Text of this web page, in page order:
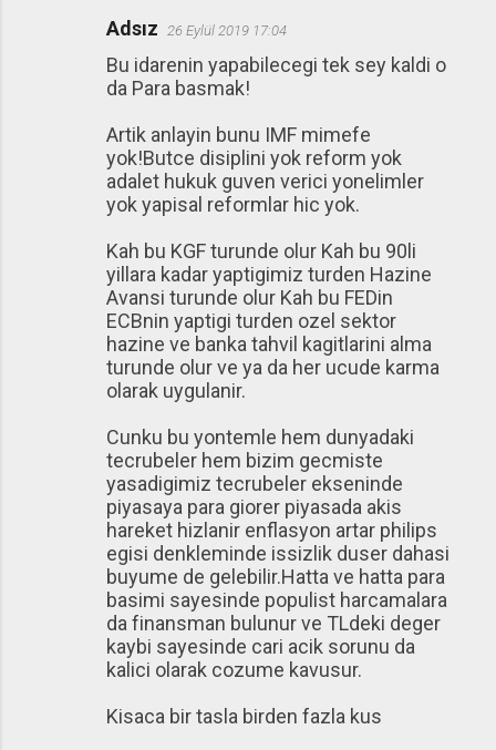
Adsız 26 Eylül 2019 17:04
Bu idarenin yapabilecegi tek sey kaldi o
da Para basmak!
Artik anlayin bunu IMF mimefe
yok!Butce disiplini yok reform yok
adalet hukuk guven verici yonelimler
yok yapisal reformlar hic yok.
Kah bu KGF turunde olur Kah bu 90li
yillara kadar yaptigimiz turden Hazine
Avansi turunde olur Kah bu FEDin
ECBnin yaptigi turden ozel sektor
hazine ve banka tahvil kagitlarini alma
turunde olur ve ya da her ucude karma
olarak uygulanir.
Cunku bu yontemle hem dunyadaki
tecrubeler hem bizim gecmiste
yasadigimiz tecrubeler ekseninde
piyasaya para giorer piyasada akis
hareket hizlanir enflasyon artar philips
egisi denkleminde issizlik duser dahasi
buyume de gelebilir.Hatta ve hatta para
basimi sayesinde populist harcamalara
da finansman bulunur ve TLdeki deger
kaybi sayesinde cari acik sorunu da
kalici olarak cozume kavusur.
Kisaca bir tasla birden fazla kus